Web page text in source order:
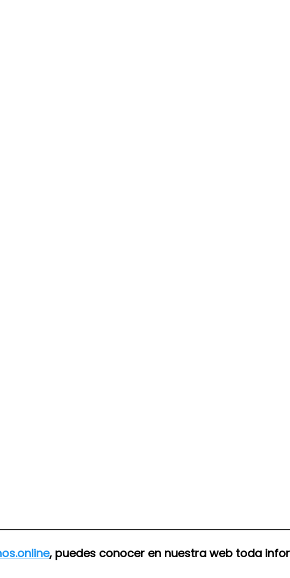
, puedes conocer en nuestra web toda